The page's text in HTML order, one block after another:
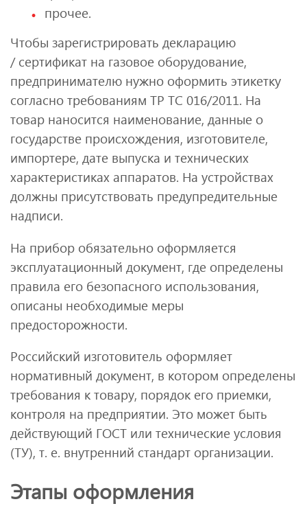
прочее.
Чтобы зарегистрировать декларацию
/ сертификат на газовое оборудование,
предпринимателю нужно оформить этикетку
согласно требованиям ТР ТС 016/2011. На
товар наносится наименование, данные о
государстве происхождения, изготовителе,
импортере, дате выпуска и технических
характеристиках аппаратов. На устройствах
должны присутствовать предупредительные
надписи.
На прибор обязательно оформляется
эксплуатационный документ, где определены
правила его безопасного использования,
описаны необходимые меры
предосторожности.
Российский изготовитель оформляет
нормативный документ, в котором определены
требования к товару, порядок его приемки,
контроля на предприятии. Это может быть
действующий ГОСТ или технические условия
(ТУ), т. е. внутренний стандарт организации.
Этапы оформления